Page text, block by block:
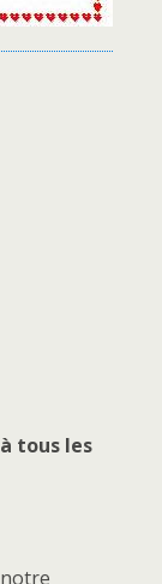
tous les